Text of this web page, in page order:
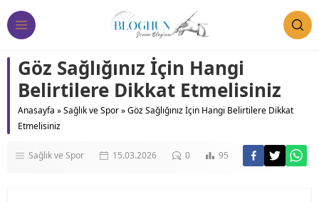
Göz Sağlığınız İçin Hangi
Belirtilere Dikkat Etmelisiniz
Anasayfa »Sağlık ve Spor»Göz Sağlığınız İçin Hangi Belirtilere Dikkat
Etmelisiniz
Sağlık ve Spor 15.03.2026 0 95